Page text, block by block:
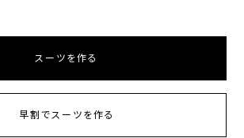
スーツを作る
早割でスーツを作る